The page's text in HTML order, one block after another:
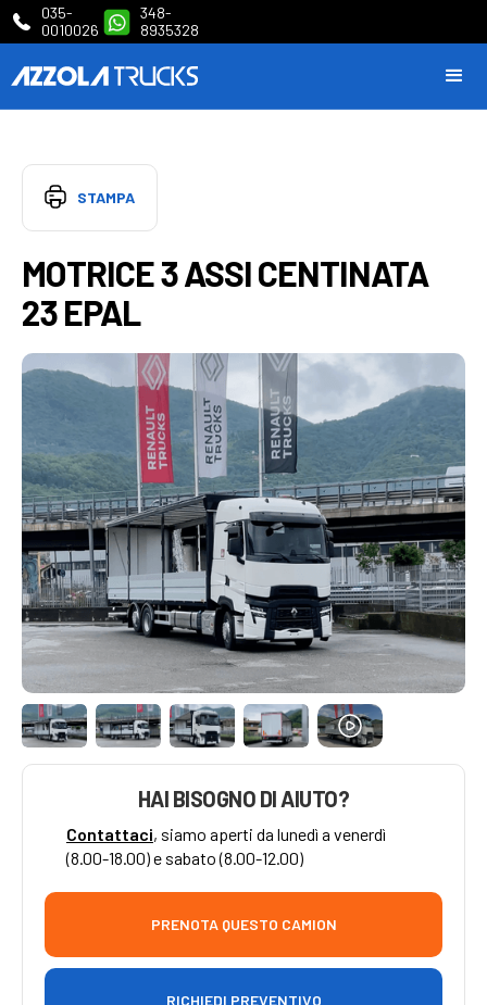
035-
0010026
348-
8935328
MOTRICE 3 ASSI CENTINATA
23 EPAL
STAMPA
HAI BISOGNO DI AIUTO?
Contattaci, siamo aperti da lunedì a venerdì
(8.00-18.00) e sabato (8.00-12.00)
PRENOTA QUESTO CAMION
RICHIEDI PREVENTIVO